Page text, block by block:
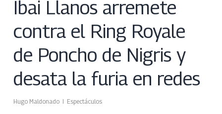
Ibai Llanos arremete
contra el Ring Royale
de Poncho de Nigris y
desata la furia en redes
Hugo Maldonado Espectáculos